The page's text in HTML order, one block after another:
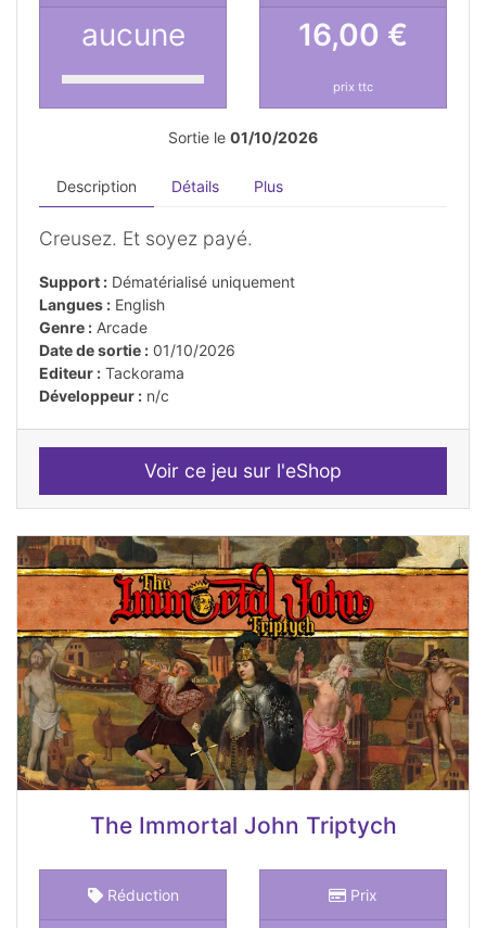
aucune 16,00 €
prix ttc
Sortie le 01/10/2026
Description Détails Plus
Creusez. Et soyez payé.
Support : Dématérialisé uniquement
Langues : English
Genre : Arcade
Date de sortie : 01/10/2026
Editeur : Tackorama
Développeur : n/c
Voir ce jeu sur l'eShop
The Immortal John Triptych
Réduction Prix